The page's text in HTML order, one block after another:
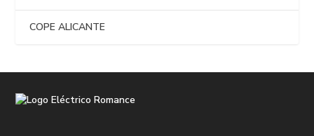
COPE ALICANTE